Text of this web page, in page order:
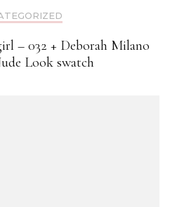
– 032 + Deborah Milano
Look swatch